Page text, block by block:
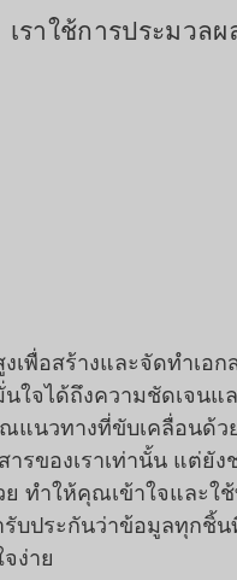
เราใช้การประมวล
เพื่อสร้างและจัดทำเอก
ใจได้ถึงความชัดเจนแ
แนวทางที่ขับเคลื่อนด้ว
รของเราเท่านั้น แต่ยัง
ทำให้คุณเข้าใจและใช้
รับประกันว่าข้อมูลทุกชิ้
ง่าย